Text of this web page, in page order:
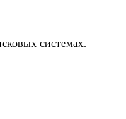
системах.